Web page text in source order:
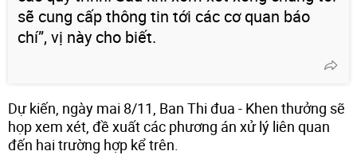
sẽ cung cấp thông tin tới các cơ quan báo
chí”, vị này cho biết.
Dự kiến, ngày mai 8/11, Ban Thi đua - Khen thưởng sẽ
họp xem xét, đề xuất các phương án xử lý liên quan
đến hai trường hợp kể trên.